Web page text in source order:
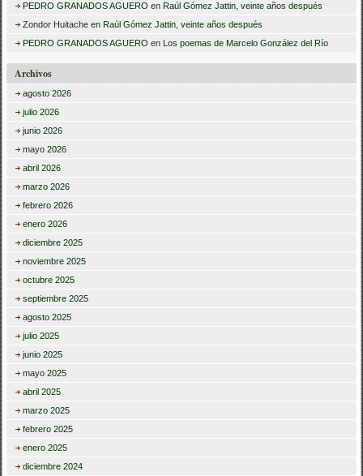
PEDRO GRANADOS AGUERO en Raúl Gómez Jattin, veinte años después
Zondor Huitache en Raúl Gómez Jattin, veinte años después
PEDRO GRANADOS AGUERO en Los poemas de Marcelo González del Río
Archivos
agosto 2026
julio 2026
junio 2026
mayo 2026
abril 2026
marzo 2026
febrero 2026
enero 2026
diciembre 2025
noviembre 2025
octubre 2025
septiembre 2025
agosto 2025
julio 2025
junio 2025
mayo 2025
abril 2025
marzo 2025
febrero 2025
enero 2025
diciembre 2024